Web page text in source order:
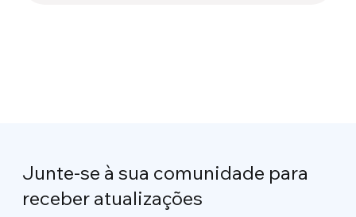
Junte-se à sua comunidade para
receber atualizações